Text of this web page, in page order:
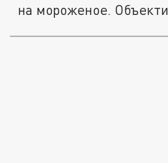
на мороженое.